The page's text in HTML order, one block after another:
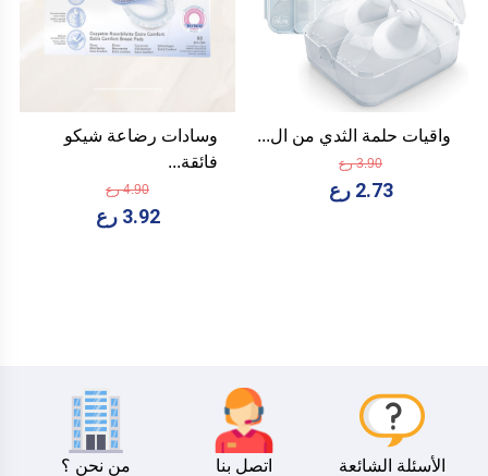
واقيات حلمة الثدي من ال...
3.90 رع
2.73 رع
وسادات رضاعة شيكو
فائقة...
4.90 رع
3.92 رع
من نحن ؟ اتصل بنا الأسئلة الشائعة